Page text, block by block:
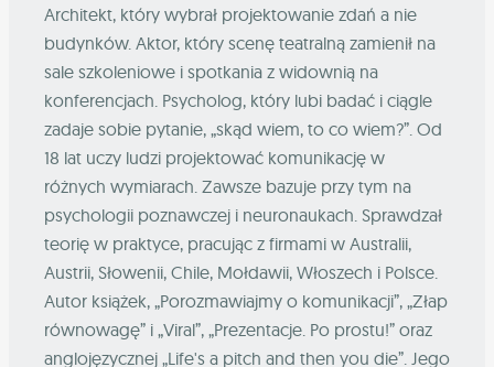
Architekt, który wybrał projektowanie zdań a nie
budynków. Aktor, który scenę teatralną zamienił na
sale szkoleniowe i spotkania z widownią na
konferencjach. Psycholog, który lubi badać i ciągle
zadaje sobie pytanie, „skąd wiem, to co wiem?”. Od
18 lat uczy ludzi projektować komunikację w
różnych wymiarach. Zawsze bazuje przy tym na
psychologii poznawczej i neuronaukach. Sprawdzał
teorię w praktyce, pracując z firmami w Australii,
Austrii, Słowenii, Chile, Mołdawii, Włoszech i Polsce.
Autor książek, „Porozmawiajmy o komunikacji”, „Złap
równowagę” i „Viral”, „Prezentacje. Po prostu!” oraz
anglojęzycznej „Life's a pitch and then you die”. Jego